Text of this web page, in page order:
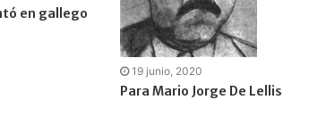
en gallego
19 junio, 2020
Para Mario Jorge De Lellis